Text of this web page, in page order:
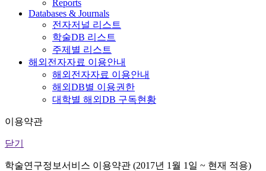
Reports
Databases & Journals
전자저널 리스트
학술DB 리스트
주제별 리스트
해외전자자료 이용안내
해외전자자료 이용안내
해외DB별 이용권한
대학별 해외DB 구독현황
이용약관
닫기
학술연구정보서비스 이용약관 (2017년 1월 1일 ~ 현재 적용)